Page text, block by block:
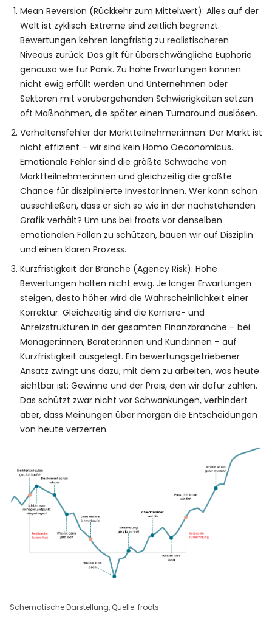
Mean Reversion (Rückkehr zum Mittelwert): Alles auf der
Welt ist zyklisch. Extreme sind zeitlich begrenzt.
Bewertungen kehren langfristig zu realistischeren
Niveaus zurück. Das gilt für überschwängliche Euphorie
genauso wie für Panik. Zu hohe Erwartungen können
nicht ewig erfüllt werden und Unternehmen oder
Sektoren mit vorübergehenden Schwierigkeiten setzen
oft Maßnahmen, die später einen Turnaround auslösen.
Verhaltensfehler der Marktteilnehmer:innen: Der Markt ist
nicht effizient – wir sind kein Homo Oeconomicus.
Emotionale Fehler sind die größte Schwäche von
Marktteilnehmer:innen und gleichzeitig die größte
Chance für disziplinierte Investor:innen. Wer kann schon
ausschließen, dass er sich so wie in der nachstehenden
Grafik verhält? Um uns bei froots vor denselben
emotionalen Fallen zu schützen, bauen wir auf Disziplin
und einen klaren Prozess.
Kurzfristigkeit der Branche (Agency Risk): Hohe
Bewertungen halten nicht ewig. Je länger Erwartungen
steigen, desto höher wird die Wahrscheinlichkeit einer
Korrektur. Gleichzeitig sind die Karriere- und
Anreizstrukturen in der gesamten Finanzbranche – bei
Manager:innen, Berater:innen und Kund:innen – auf
Kurzfristigkeit ausgelegt. Ein bewertungsgetriebener
Ansatz zwingt uns dazu, mit dem zu arbeiten, was heute
sichtbar ist: Gewinne und der Preis, den wir dafür zahlen.
Das schützt zwar nicht vor Schwankungen, verhindert
aber, dass Meinungen über morgen die Entscheidungen
von heute verzerren.
Schematische Darstellung, Quelle: froots